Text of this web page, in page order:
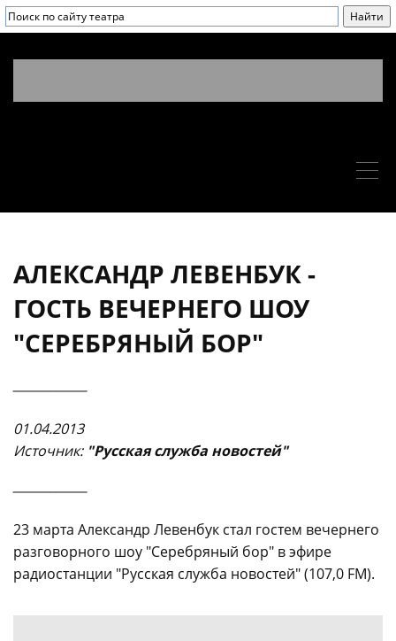
АЛЕКСАНДР ЛЕВЕНБУК -
ГОСТЬ ВЕЧЕРНЕГО ШОУ
"СЕРЕБРЯНЫЙ БОР"
01.04.2013
Источник: "Русская служба новостей"
23 марта Александр Левенбук стал гостем вечернего
разговорного шоу "Серебряный бор" в эфире
радиостанции "Русская служба новостей" (107,0 FM).